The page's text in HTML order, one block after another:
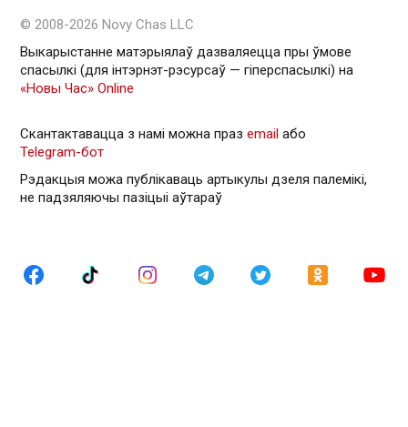
© 2008-2026 Novy Chas LLC
Выкарыстанне матэрыялаў дазваляецца пры ўмове
спасылкі (для інтэрнэт-рэсурсаў — гiперспасылкi) на
«Новы Час» Online
Скантактавацца з намі можна праз email або
Telegram-бот
Рэдакцыя можа публікаваць артыкулы дзеля палемікі,
не падзяляючы пазіцыі аўтараў